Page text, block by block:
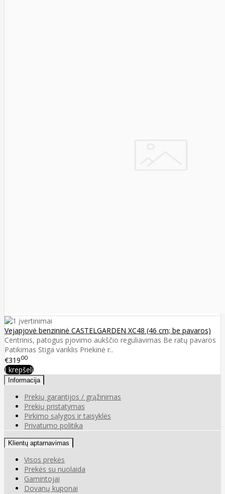
Vejapjovė benzininė CASTELGARDEN XC48 (46 cm; be pavaros)
Centrinis, patogus pjovimo aukščio reguliavimas Be ratų pavaros
Patikimas Stiga variklis Priekinė r..
€31900
Į krepšelį
Informacija
Prekių garantijos / grąžinimas
Prekių pristatymas
Pirkimo sąlygos ir taisyklės
Privatumo politika
Klientų aptarnavimas
Visos prekės
Prekės su nuolaida
Gamintojai
Dovanų kuponai